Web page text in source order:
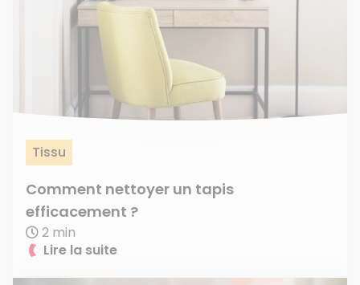
Tissu
Comment nettoyer un tapis
efficacement ?
2 min
Lire la suite